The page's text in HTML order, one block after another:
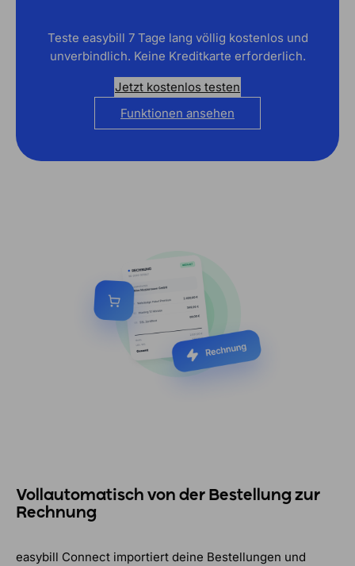
Teste easybill 7 Tage lang völlig kostenlos und
unverbindlich. Keine Kreditkarte erforderlich.
Jetzt kostenlos testen
Funktionen ansehen
Vollautomatisch von der Bestellung zur
Rechnung
easybill Connect importiert deine Bestellungen und